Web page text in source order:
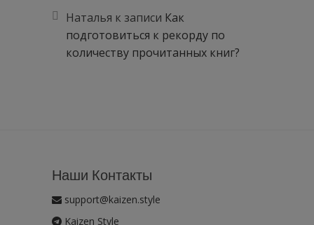
Наталья к записи Как
подготовиться к рекорду по
количеству прочитанных книг?
Наши Контакты
support@kaizen.style
Kaizen Style